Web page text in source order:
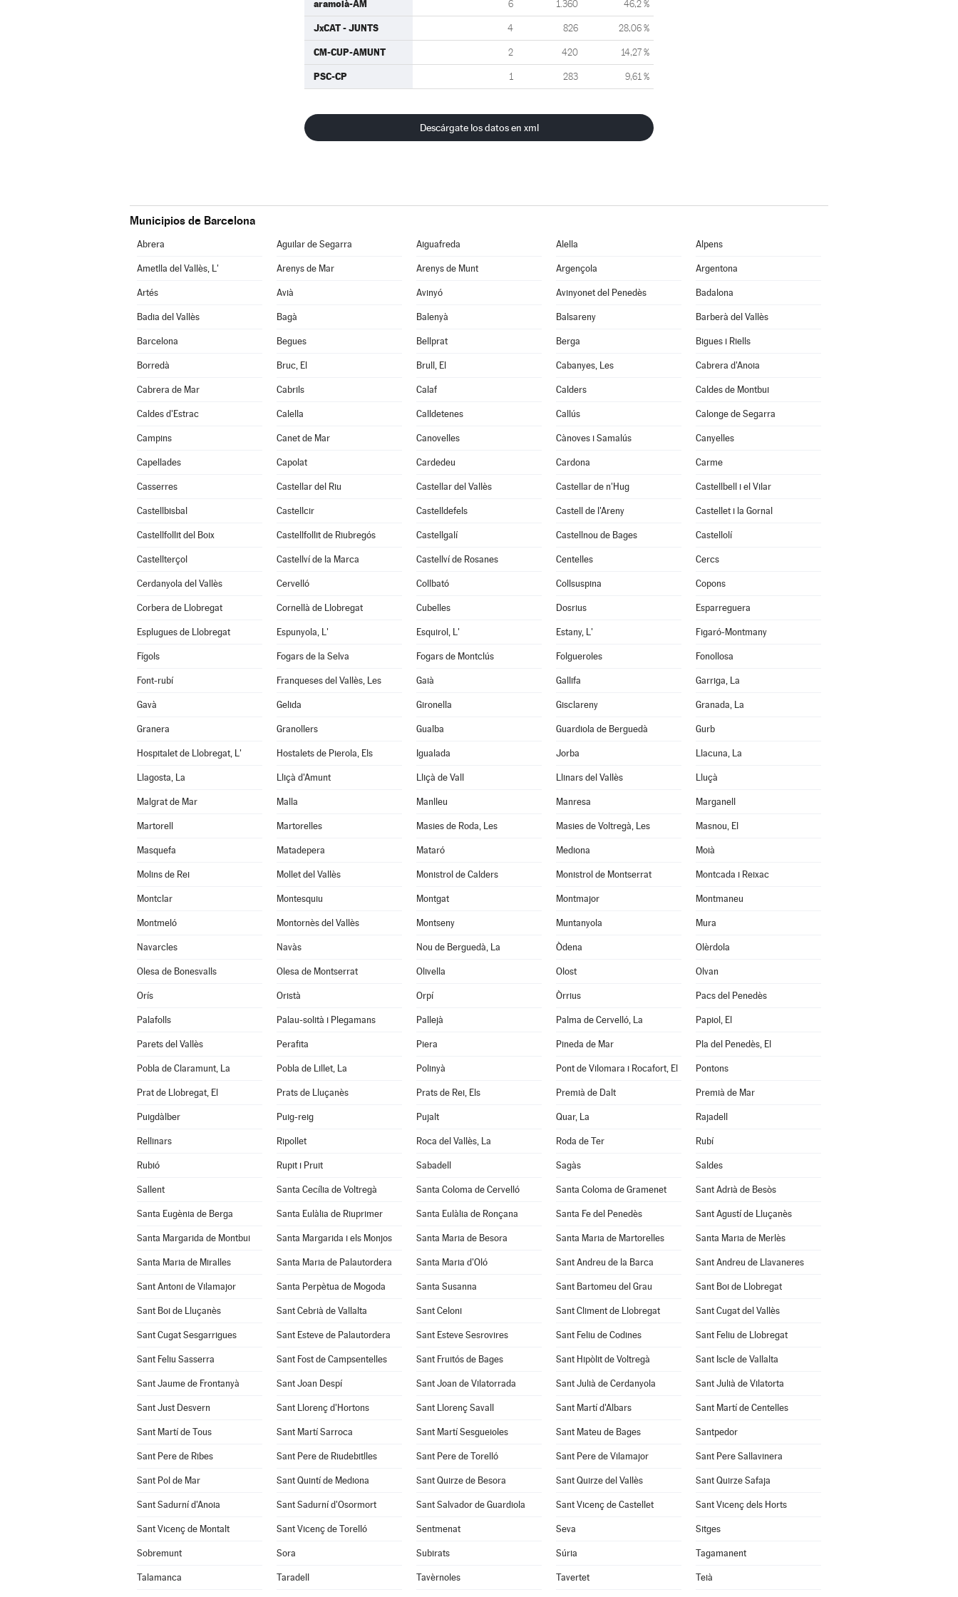
aramoià-AM 6 1.360 46,2 %
JxCAT - JUNTS 4 826 28,06 %
CM-CUP-AMUNT 2 420 14,27 %
PSC-CP 1 283 9,61 %
Descárgate los datos en xml
Municipios de Barcelona
Abrera Aguilar de Segarra Aiguafreda Alella Alpens
Ametlla del Vallès, L' Arenys de Mar Arenys de Munt Argençola Argentona
Artés Avià Avinyó Avinyonet del Penedès Badalona
Badia del Vallès Bagà Balenyà Balsareny Barberà del Vallès
Barcelona Begues Bellprat Berga Bigues i Riells
Borredà Bruc, El Brull, El Cabanyes, Les Cabrera d'Anoia
Cabrera de Mar Cabrils Calaf Calders Caldes de Montbui
Caldes d'Estrac Calella Calldetenes Callús Calonge de Segarra
Campins Canet de Mar Canovelles Cànoves i Samalús Canyelles
Capellades Capolat Cardedeu Cardona Carme
Casserres Castellar del Riu Castellar del Vallès Castellar de n'Hug Castellbell i el Vilar
Castellbisbal Castellcir Castelldefels Castell de l'Areny Castellet i la Gornal
Castellfollit del Boix Castellfollit de Riubregós Castellgalí Castellnou de Bages Castellolí
Castellterçol Castellví de la Marca Castellví de Rosanes Centelles Cercs
Cerdanyola del Vallès Cervelló Collbató Collsuspina Copons
Corbera de Llobregat Cornellà de Llobregat Cubelles Dosrius Esparreguera
Esplugues de Llobregat Espunyola, L' Esquirol, L' Estany, L' Figaró-Montmany
Fígols Fogars de la Selva Fogars de Montclús Folgueroles Fonollosa
Font-rubí Franqueses del Vallès, Les Gaià Gallifa Garriga, La
Gavà Gelida Gironella Gisclareny Granada, La
Granera Granollers Gualba Guardiola de Berguedà Gurb
Hospitalet de Llobregat, L' Hostalets de Pierola, Els Igualada Jorba Llacuna, La
Llagosta, La Lliçà d'Amunt Lliçà de Vall Llinars del Vallès Lluçà
Malgrat de Mar Malla Manlleu Manresa Marganell
Martorell Martorelles Masies de Roda, Les Masies de Voltregà, Les Masnou, El
Masquefa Matadepera Mataró Mediona Moià
Molins de Rei Mollet del Vallès Monistrol de Calders Monistrol de Montserrat Montcada i Reixac
Montclar Montesquiu Montgat Montmajor Montmaneu
Montmeló Montornès del Vallès Montseny Muntanyola Mura
Navarcles Navàs Nou de Berguedà, La Òdena Olèrdola
Olesa de Bonesvalls Olesa de Montserrat Olivella Olost Olvan
Orís Oristà Orpí Òrrius Pacs del Penedès
Palafolls Palau-solità i Plegamans Pallejà Palma de Cervelló, La Papiol, El
Parets del Vallès Perafita Piera Pineda de Mar Pla del Penedès, El
Pobla de Claramunt, La Pobla de Lillet, La Polinyà Pont de Vilomara i Rocafort, El Pontons
Prat de Llobregat, El Prats de Lluçanès Prats de Rei, Els Premià de Dalt Premià de Mar
Puigdàlber Puig-reig Pujalt Quar, La Rajadell
Rellinars Ripollet Roca del Vallès, La Roda de Ter Rubí
Rubió Rupit i Pruit Sabadell Sagàs Saldes
Sallent Santa Cecília de Voltregà Santa Coloma de Cervelló Santa Coloma de Gramenet Sant Adrià de Besòs
Santa Eugènia de Berga Santa Eulàlia de Riuprimer Santa Eulàlia de Ronçana Santa Fe del Penedès Sant Agustí de Lluçanès
Santa Margarida de Montbui Santa Margarida i els Monjos Santa Maria de Besora Santa Maria de Martorelles Santa Maria de Merlès
Santa Maria de Miralles Santa Maria de Palautordera Santa Maria d'Oló Sant Andreu de la Barca Sant Andreu de Llavaneres
Sant Antoni de Vilamajor Santa Perpètua de Mogoda Santa Susanna Sant Bartomeu del Grau Sant Boi de Llobregat
Sant Boi de Lluçanès Sant Cebrià de Vallalta Sant Celoni Sant Climent de Llobregat Sant Cugat del Vallès
Sant Cugat Sesgarrigues Sant Esteve de Palautordera Sant Esteve Sesrovires Sant Feliu de Codines Sant Feliu de Llobregat
Sant Feliu Sasserra Sant Fost de Campsentelles Sant Fruitós de Bages Sant Hipòlit de Voltregà Sant Iscle de Vallalta
Sant Jaume de Frontanyà Sant Joan Despí Sant Joan de Vilatorrada Sant Julià de Cerdanyola Sant Julià de Vilatorta
Sant Just Desvern Sant Llorenç d'Hortons Sant Llorenç Savall Sant Martí d'Albars Sant Martí de Centelles
Sant Martí de Tous Sant Martí Sarroca Sant Martí Sesgueioles Sant Mateu de Bages Santpedor
Sant Pere de Ribes Sant Pere de Riudebitlles Sant Pere de Torelló Sant Pere de Vilamajor Sant Pere Sallavinera
Sant Pol de Mar Sant Quintí de Mediona Sant Quirze de Besora Sant Quirze del Vallès Sant Quirze Safaja
Sant Sadurní d'Anoia Sant Sadurní d'Osormort Sant Salvador de Guardiola Sant Vicenç de Castellet Sant Vicenç dels Horts
Sant Vicenç de Montalt Sant Vicenç de Torelló Sentmenat Seva Sitges
Sobremunt Sora Subirats Súria Tagamanent
Talamanca Taradell Tavèrnoles Tavertet Teià